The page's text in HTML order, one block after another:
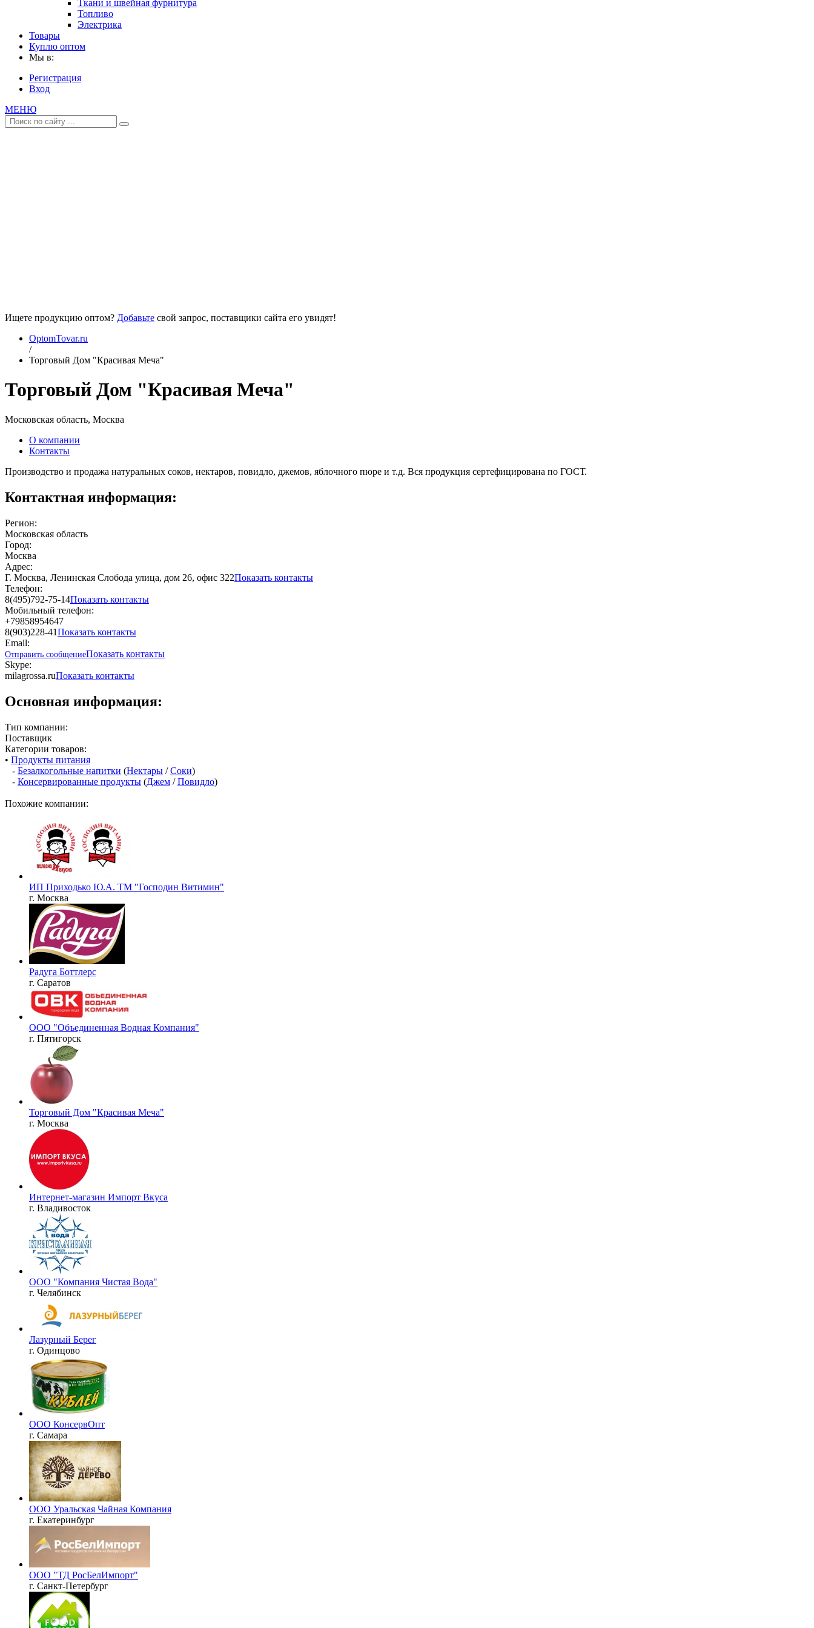
Ткани и швейная фурнитура
Топливо
Электрика
Товары
Куплю оптом
Мы в:
Регистрация
Вход
МЕНЮ
Ищете продукцию оптом? Добавьте свой запрос, поставщики сайта его увидят!
OptomTovar.ru
/
Торговый Дом "Красивая Меча"
Торговый Дом "Красивая Меча"
Московская область, Москва
О компании
Контакты
Производство и продажа натуральных соков, нектаров, повидло, джемов, яблочного пюре и т.д. Вся продукция сертефицирована по ГОСТ.
Контактная информация:
Регион:
Московская область
Город:
Москва
Адрес:
Г. Москва, Ленинская Слобода улица, дом 26, офис 322Показать контакты
Телефон:
8(495)792-75-14Показать контакты
Мобильный телефон:
+79858954647
8(903)228-41Показать контакты
Email:
Отправить сообщениеПоказать контакты
Skype:
milagrossa.ruПоказать контакты
Основная информация:
Тип компании:
Поставщик
Категории товаров:
• Продукты питания
- Безалкогольные напитки (Нектары /Соки)
- Консервированные продукты (Джем /Повидло)
Похожие компании:
ИП Приходько Ю.А. ТМ "Господин Витимин"
г. Москва
Радуга Боттлерс
г. Саратов
ООО "Объединенная Водная Компания"
г. Пятигорск
Торговый Дом "Красивая Меча"
г. Москва
Интернет-магазин Импорт Вкуса
г. Владивосток
ООО "Компания Чистая Вода"
г. Челябинск
Лазурный Берег
г. Одинцово
ООО КонсервОпт
г. Самара
ООО Уральская Чайная Компания
г. Екатеринбург
ООО "ТД РосБелИмпорт"
г. Санкт-Петербург